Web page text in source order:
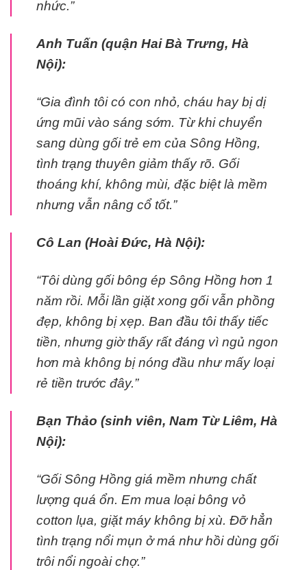
nhức.”
Anh Tuấn (quận Hai Bà Trưng, Hà
Nội):
“Gia đình tôi có con nhỏ, cháu hay bị dị
ứng mũi vào sáng sớm. Từ khi chuyển
sang dùng gối trẻ em của Sông Hồng,
tình trạng thuyên giảm thấy rõ. Gối
thoáng khí, không mùi, đặc biệt là mềm
nhưng vẫn nâng cổ tốt.”
Cô Lan (Hoài Đức, Hà Nội):
“Tôi dùng gối bông ép Sông Hồng hơn 1
năm rồi. Mỗi lần giặt xong gối vẫn phồng
đẹp, không bị xẹp. Ban đầu tôi thấy tiếc
tiền, nhưng giờ thấy rất đáng vì ngủ ngon
hơn mà không bị nóng đầu như mấy loại
rẻ tiền trước đây.”
Bạn Thảo (sinh viên, Nam Từ Liêm, Hà
Nội):
“Gối Sông Hồng giá mềm nhưng chất
lượng quá ổn. Em mua loại bông vỏ
cotton lụa, giặt máy không bị xù. Đỡ hẳn
tình trạng nổi mụn ở má như hồi dùng gối
trôi nổi ngoài chợ.”